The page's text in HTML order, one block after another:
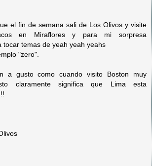
el fin de semana sali de Los Olivos y visite
en Miraflores y para mi sorpresa
tocar temas de yeah yeah yeahs
"zero".
a gusto como cuando visito Boston muy
claramente significa que Lima esta